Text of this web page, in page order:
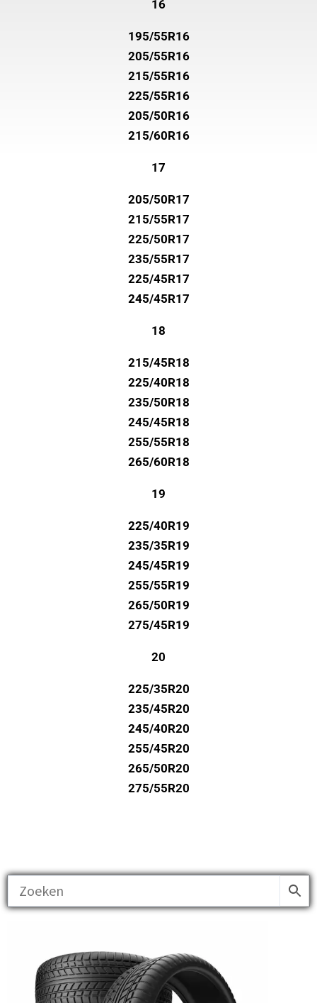
16
195/55R16
205/55R16
215/55R16
225/55R16
205/50R16
215/60R16
17
205/50R17
215/55R17
225/50R17
235/55R17
225/45R17
245/45R17
18
215/45R18
225/40R18
235/50R18
245/45R18
255/55R18
265/60R18
19
225/40R19
235/35R19
245/45R19
255/55R19
265/50R19
275/45R19
20
225/35R20
235/45R20
245/40R20
255/45R20
265/50R20
275/55R20